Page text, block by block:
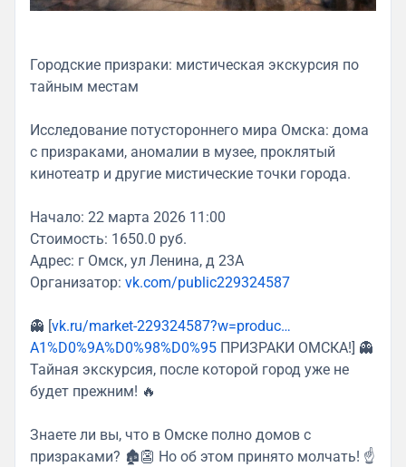
Городские призраки: мистическая экскурсия по
тайным местам
Исследование потустороннего мира Омска: дома
с призраками, аномалии в музее, проклятый
кинотеатр и другие мистические точки города.
Начало: 22 марта 2026 11:00
Стоимость: 1650.0 руб.
Адрес: г Омск, ул Ленина, д 23А
Организатор: vk.com/public229324587
👻 [vk.ru/market-229324587?w=produc…
A1%D0%9A%D0%98%D0%95 ПРИЗРАКИ ОМСКА!] 👻
Тайная экскурсия, после которой город уже не
будет прежним! 🔥
Знаете ли вы, что в Омске полно домов с
призраками? 🏚️👺 Но об этом принято молчать! ☝️